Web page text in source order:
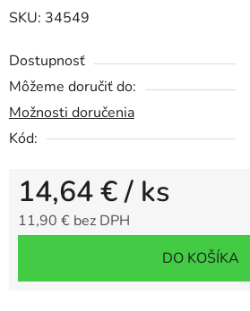
SKU: 34549
Dostupnosť
Môžeme doručiť do:
Možnosti doručenia
Kód:
14,64 €/ ks
11,90 € bez DPH
DO KOŠÍKA